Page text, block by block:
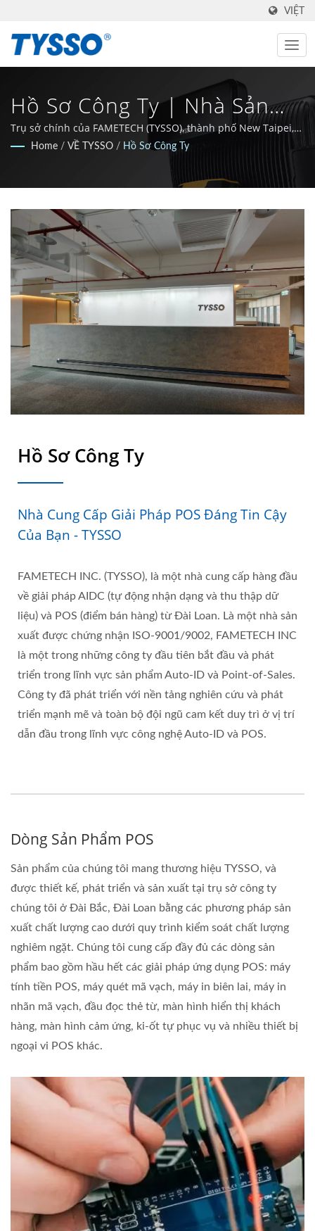
VIỆT
Hồ Sơ Công Ty | Nhà Sản
Xuất AIDC & POS Made In
FAMETECH INC
Trụ sở chính của FAMETECH (TYSSO), thành phố New Taipei,
Đài Loan.
Home / VỀ TYSSO / Hồ Sơ Công Ty
Hồ Sơ Công Ty
Nhà Cung Cấp Giải Pháp POS Đáng Tin Cậy
Của Bạn - TYSSO
FAMETECH INC. (TYSSO), là một nhà cung cấp hàng đầu
về giải pháp AIDC (tự động nhận dạng và thu thập dữ
liệu) và POS (điểm bán hàng) từ Đài Loan. Là một nhà sản
xuất được chứng nhận ISO-9001/9002, FAMETECH INC
là một trong những công ty đầu tiên bắt đầu và phát
triển trong lĩnh vực sản phẩm Auto-ID và Point-of-Sales.
Công ty đã phát triển với nền tảng nghiên cứu và phát
triển mạnh mẽ và toàn bộ đội ngũ cam kết duy trì ở vị trí
dẫn đầu trong lĩnh vực công nghệ Auto-ID và POS.
Dòng Sản Phẩm POS
Sản phẩm của chúng tôi mang thương hiệu TYSSO, và
được thiết kế, phát triển và sản xuất tại trụ sở công ty
chúng tôi ở Đài Bắc, Đài Loan bằng các phương pháp sản
xuất chất lượng cao dưới quy trình kiểm soát chất lượng
nghiêm ngặt. Chúng tôi cung cấp đầy đủ các dòng sản
phẩm bao gồm hầu hết các giải pháp ứng dụng POS: máy
tính tiền POS, máy quét mã vạch, máy in biên lai, máy in
nhãn mã vạch, đầu đọc thẻ từ, màn hình hiển thị khách
hàng, màn hình cảm ứng, ki-ốt tự phục vụ và nhiều thiết bị
ngoại vi POS khác.